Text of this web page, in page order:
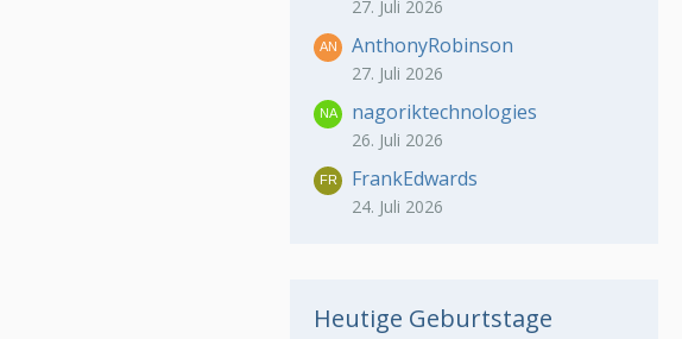
27. Juli 2026
AnthonyRobinson
27. Juli 2026
nagoriktechnologies
26. Juli 2026
FrankEdwards
24. Juli 2026
Heutige Geburtstage